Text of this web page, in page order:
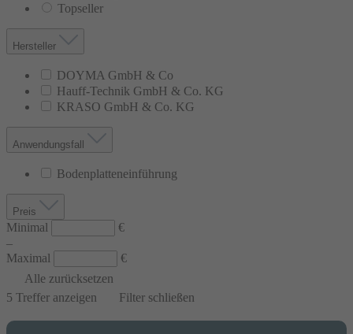
Topseller
Hersteller
DOYMA GmbH & Co
Hauff-Technik GmbH & Co. KG
KRASO GmbH & Co. KG
Anwendungsfall
Bodenplatteneinführung
Preis
Minimal
€
–
Maximal
€
Alle zurücksetzen
5 Treffer anzeigen Filter schließen